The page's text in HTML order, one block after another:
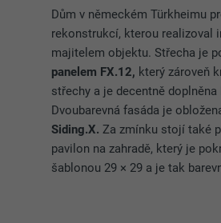
Dům v německém Türkheimu
rekonstrukcí, kterou realizoval
majitelem objektu. Střecha je
panelem FX.12, který zároveň
střechy a je decentně
Dvoubarevná fasáda je
Siding.X. Za zmínku stojí také
pavilon na zahradě, který je
šablonou 29 × 29 a je tak